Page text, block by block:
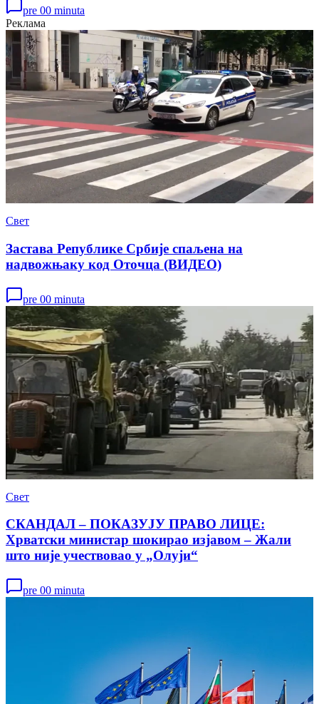
pre 00 minuta
Реклама
Свет
Застава Републике Србије спаљена на
надвожњаку код Оточца (ВИДЕО)
pre 00 minuta
Свет
СКАНДАЛ – ПОКАЗУЈУ ПРАВО ЛИЦЕ:
Хрватски министар шокирао изјавом – Жали
што није учествовао у „Олуји“
pre 00 minuta